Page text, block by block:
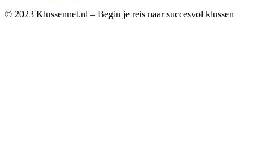
© 2023 Klussennet.nl – Begin je reis naar succesvol klussen